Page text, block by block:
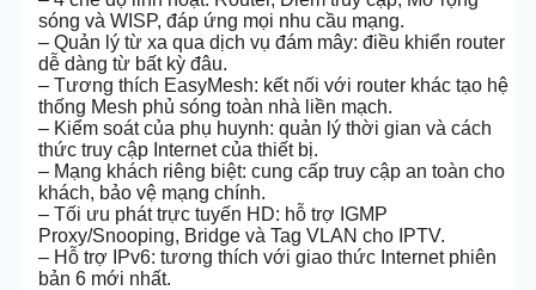
sóng và WISP, đáp ứng mọi nhu cầu mạng.
– Quản lý từ xa qua dịch vụ đám mây: điều khiển router
dễ dàng từ bất kỳ đâu.
– Tương thích EasyMesh: kết nối với router khác tạo hệ
thống Mesh phủ sóng toàn nhà liền mạch.
– Kiểm soát của phụ huynh: quản lý thời gian và cách
thức truy cập Internet của thiết bị.
– Mạng khách riêng biệt: cung cấp truy cập an toàn cho
khách, bảo vệ mạng chính.
– Tối ưu phát trực tuyến HD: hỗ trợ IGMP
Proxy/Snooping, Bridge và Tag VLAN cho IPTV.
– Hỗ trợ IPv6: tương thích với giao thức Internet phiên
bản 6 mới nhất.